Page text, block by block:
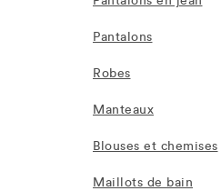
Pantalons
Robes
Manteaux
Blouses et chemises
Maillots de bain